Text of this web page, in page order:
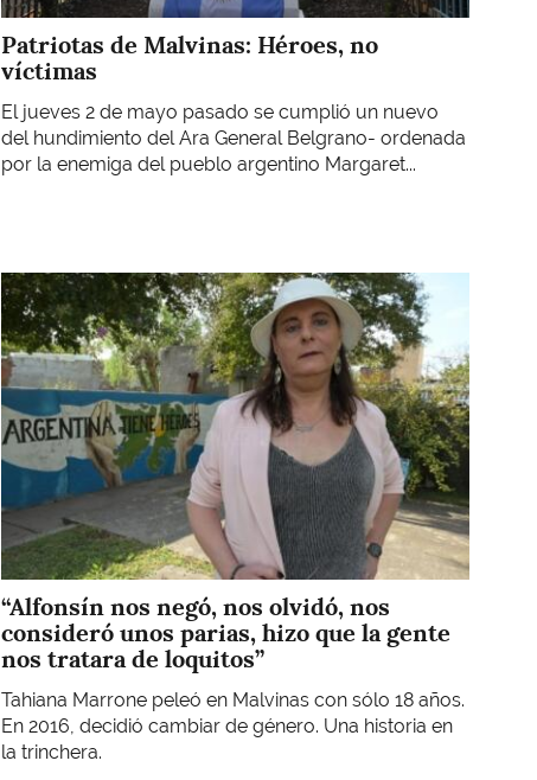
Patriotas de Malvinas: Héroes, no
víctimas
El jueves 2 de mayo pasado se cumplió un nuevo
del hundimiento del Ara General Belgrano- ordenada
por la enemiga del pueblo argentino Margaret...
Imagen
“Alfonsín nos negó, nos olvidó, nos
consideró unos parias, hizo que la gente
nos tratara de loquitos”
Tahiana Marrone peleó en Malvinas con sólo 18 años.
En 2016, decidió cambiar de género. Una historia en
la trinchera.